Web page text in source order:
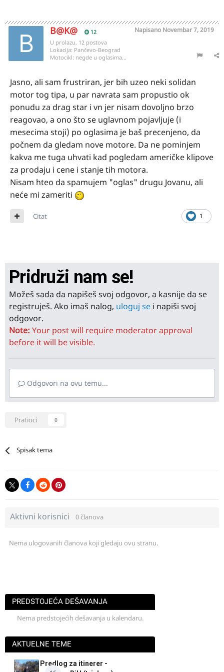
B@K@ 12 Napisano Novembar 7, 2019
U prolazu, 12 postova
Lokacija: Pančevo-Beograd
Motocikl: negde u oglasima...
Jasno, ali sam frustriran, jer bih uzeo neki solidan
motor tog tipa, u par navrata sam propustio ok
ponudu za drag star i vn jer nisam dovoljno brzo
reagovao, a ono što se uglavnom pojavljuje (i
mesecima stoji) po oglasima je baš precenjeno, da
počnem da gledam nove motore. Da ne pominjem
kakva me tuga uhvati kad pogledam američke klipove
za prodaju i cene i stanje tih motora.
Nisam hteo da spamujem "oglas" drugu Jovanu, ali
neće mi zameriti
1
Citat
Pridruži nam se!
Možeš sada da napišeš svoj odgovor, a kasnije da se
registruješ. Ako imaš nalog, uloguj se i napiši svoj
odgovor.
Note: Your post will require moderator approval
before it will be visible.
Odgovori na ovu temu...
Pratioci 0
Spisak tema
Aktivni korisnici 0 članova
Nema ulogovanih članova koji gledaju ovu stranu.
PREDSTOJEĆA DEŠAVANJA
Nema predstojećih dešavanja u kalendaru.
AKTUELNE TEME
Predlog za itinerer -